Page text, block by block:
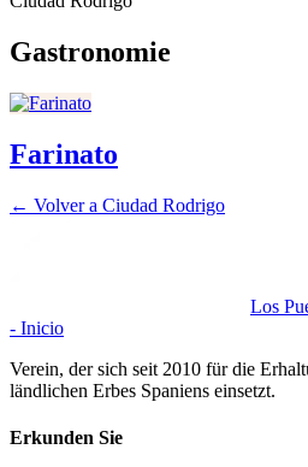
Gastronomie
Farinato
← Volver a Ciudad Rodrigo
Los
- Inicio
Verein, der sich seit 2010 für die
ländlichen Erbes Spaniens einsetzt.
Erkunden Sie